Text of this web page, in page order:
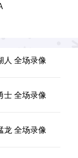
人 全场录像
士 全场录像
龙 全场录像